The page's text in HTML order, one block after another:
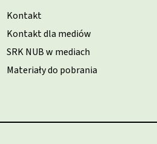
Kontakt
Kontakt dla mediów
SRK NUB w mediach
Materiały do pobrania